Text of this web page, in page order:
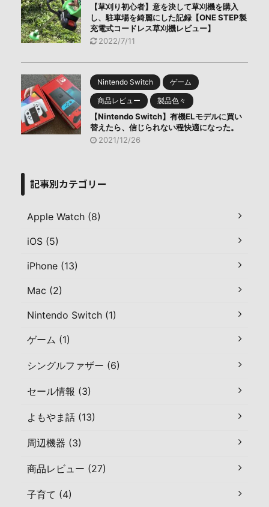
【草刈り初心者】意を決して草刈機を購入
し、駐車場を綺麗にした記録【ONE STEP製
充電式コードレス草刈機レビュー】
2022/7/11
Nintendo Switch ゲーム
商品レビュー 製品色々
【Nintendo Switch】有機ELモデルに買い
替えたら、信じられない程快適になった。
2021/12/26
記事別カテゴリー
Apple Watch (8)
iOS (5)
iPhone (13)
Mac (2)
Nintendo Switch (1)
ゲーム (1)
シングルファザー (6)
セール情報 (3)
よもやま話 (13)
周辺機器 (3)
商品レビュー (27)
子育て (4)